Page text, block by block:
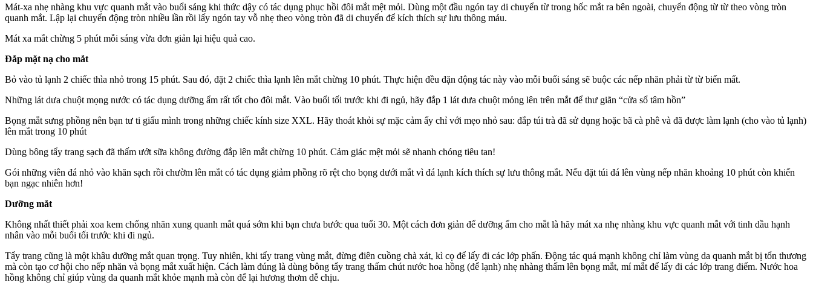
Mát-xa nhẹ nhàng khu vực quanh mắt vào buổi sáng khi thức dậy có tác dụng phục hồi đôi mắt mệt mỏi. Dùng một đầu ngón tay di chuyển từ trong hốc mắt ra bên ngoài, chuyển động từ từ theo vòng tròn
quanh mắt. Lập lại chuyển động tròn nhiều lần rồi lấy ngón tay vỗ nhẹ theo vòng tròn đã di chuyển để kích thích sự lưu thông máu.
Mát xa mắt chừng 5 phút mỗi sáng vừa đơn giản lại hiệu quả cao.
Đắp mặt nạ cho mắt
Bỏ vào tủ lạnh 2 chiếc thìa nhỏ trong 15 phút. Sau đó, đặt 2 chiếc thìa lạnh lên mắt chừng 10 phút. Thực hiện đều đặn động tác này vào mỗi buổi sáng sẽ buộc các nếp nhăn phải từ từ biến mất.
Những lát dưa chuột mọng nước có tác dụng dưỡng ẩm rất tốt cho đôi mắt. Vào buổi tối trước khi đi ngủ, hãy đắp 1 lát dưa chuột mỏng lên trên mắt để thư giãn “cửa sổ tâm hồn”
Bọng mắt sưng phồng nên bạn tư ti giấu mình trong những chiếc kính size XXL. Hãy thoát khỏi sự mặc cảm ấy chỉ với mẹo nhỏ sau: đắp túi trà đã sử dụng hoặc bã cà phê và đã được làm lạnh (cho vào tủ lạnh)
lên mắt trong 10 phút
Dùng bông tẩy trang sạch đã thấm ướt sữa không đường đắp lên mắt chừng 10 phút. Cảm giác mệt mỏi sẽ nhanh chóng tiêu tan!
Gói những viên đá nhỏ vào khăn sạch rồi chườm lên mắt có tác dụng giảm phồng rõ rệt cho bọng dưới mắt vì đá lạnh kích thích sự lưu thông mắt. Nếu đặt túi đá lên vùng nếp nhăn khoảng 10 phút còn khiến
bạn ngạc nhiên hơn!
Dưỡng mắt
Không nhất thiết phải xoa kem chống nhăn xung quanh mắt quá sớm khi bạn chưa bước qua tuổi 30. Một cách đơn giản để dưỡng ẩm cho mắt là hãy mát xa nhẹ nhàng khu vực quanh mắt với tinh dầu hạnh
nhân vào mỗi buổi tối trước khi đi ngủ.
Tẩy trang cũng là một khâu dưỡng mắt quan trọng. Tuy nhiên, khi tẩy trang vùng mắt, đừng điên cuồng chà xát, kì cọ để lấy đi các lớp phấn. Động tác quá mạnh không chỉ làm vùng da quanh mắt bị tổn thương
mà còn tạo cơ hội cho nếp nhăn và bọng mắt xuất hiện. Cách làm đúng là dùng bông tẩy trang thấm chút nước hoa hồng (để lạnh) nhẹ nhàng thấm lên bọng mắt, mí mắt để lấy đi các lớp trang điểm. Nước hoa
hồng không chỉ giúp vùng da quanh mắt khỏe mạnh mà còn để lại hương thơm dễ chịu.